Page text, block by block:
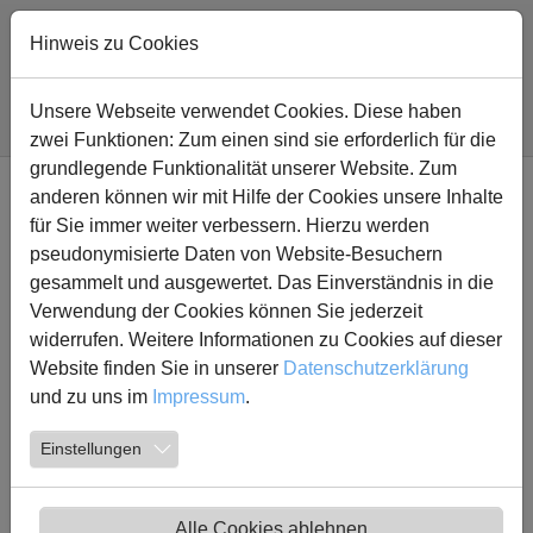
Zum Hauptinhalt springen
Sie sind hier:
Fridtjof Nansen Realschule Schule
Wir über uns
Leitbild der FNR
Wir über uns
Leitbild der FNR
Das Schulprogramm im Überblick
Das Team der FNR
Schulsozialarbeit
Nachmittagsbetreuung
Ein erster Einblick
Das Leitbild der FNR
Die Kinder und Jugendlichen stehen im Mittelpunkt
Hinweis zu Cookies
Unsere Webseite verwendet Cookies. Diese haben
zwei Funktionen: Zum einen sind sie erforderlich für die
grundlegende Funktionalität unserer Website. Zum
anderen können wir mit Hilfe der Cookies unsere Inhalte
für Sie immer weiter verbessern. Hierzu werden
pseudonymisierte Daten von Website-Besuchern
gesammelt und ausgewertet. Das Einverständnis in die
Verwendung der Cookies können Sie jederzeit
widerrufen. Weitere Informationen zu Cookies auf dieser
Website finden Sie in unserer Datenschutzerklärung
und zu uns im Impressum.
Einstellungen
Alle Cookies ablehnen